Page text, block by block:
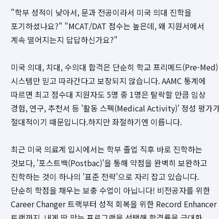
"학부 성적이 낮아서, 문과 전공이라서 미국 의대 진학을
포기하셨나요?" "MCAT/DAT 점수는 높은데, 왜 지원서에서
계속 떨어지는지 답답하신가요?"
미국 의대, 치대, 수의대 합격은 단순히 학교 프리메드(Pre-Med)
시스템만 믿고 따라간다고 보장되지 않습니다. AAMC 통계에
따르면 최고 점수대 지원자도 5명 중 1명은 탈락할 만큼 임상
경험, 연구, 추천서 등 '활동 스펙(Medical Activity)' 정성 평가
절대적이기 때문입니다.하지만 좌절하기엔 이릅니다.
최근 미국 의료계 입시에서는 학부 졸업 직후 바로 진학하는
것보다, '포스트백(Postbac)'을 통해 약점을 완벽히 보완하고
진학하는 것이 하나의 '표준 전략'으로 자리 잡고 있습니다.
단순히 학점을 채우는 보충 수업이 아닙니다! 비전공자를 위한
Career Changer 트랙부터 성적 회복을 위한 Record Enhancer